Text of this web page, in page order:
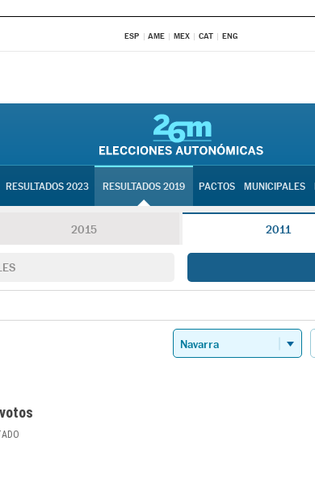
ESP AME MEX CAT ENG
RESULTADOS 2023 RESULTADOS 2019 PACTOS MUNICIPALES
2015 2011